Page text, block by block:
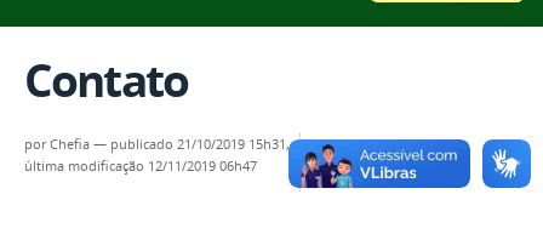
Contato
porChefia — publicado 21/10/2019 15h31,
última modificação 12/11/2019 06h47